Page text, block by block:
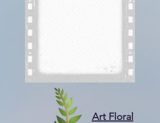
Art Floral